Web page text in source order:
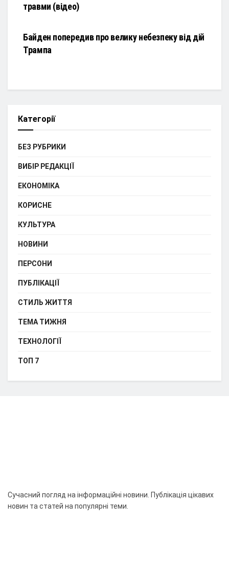
травми (відео)
Байден попередив про велику небезпеку від дій
Трампа
Категорії
БЕЗ РУБРИКИ
ВИБІР РЕДАКЦІЇ
ЕКОНОМІКА
КОРИСНЕ
КУЛЬТУРА
НОВИНИ
ПЕРСОНИ
ПУБЛІКАЦІЇ
СТИЛЬ ЖИТТЯ
ТЕМА ТИЖНЯ
ТЕХНОЛОГІЇ
ТОП 7
Сучасний погляд на інформаційні новини. Публікація цікавих
новин та статей на популярні теми.